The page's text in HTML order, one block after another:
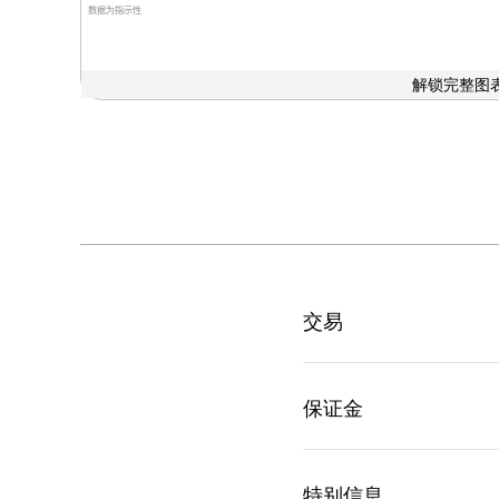
数据为指示性
解锁完整图